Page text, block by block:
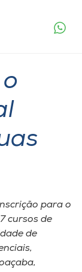
para o
cursos de
de